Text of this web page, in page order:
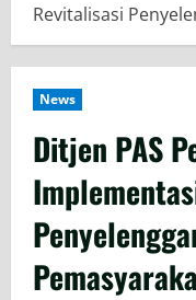
Revitalisasi
News
Ditjen PAS